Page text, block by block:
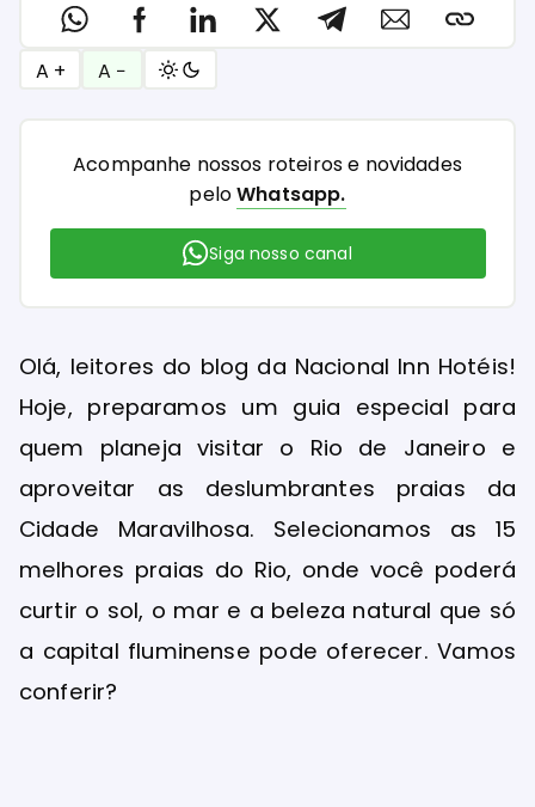
A + A −
Acompanhe nossos roteiros e novidades
peloWhatsapp.
Siga nosso canal
Olá, leitores do blog da Nacional Inn Hotéis!
Hoje, preparamos um guia especial para
quem planeja visitar o Rio de Janeiro e
aproveitar as deslumbrantes praias da
Cidade Maravilhosa. Selecionamos as 15
melhores praias do Rio, onde você poderá
curtir o sol, o mar e a beleza natural que só
a capital fluminense pode oferecer. Vamos
conferir?